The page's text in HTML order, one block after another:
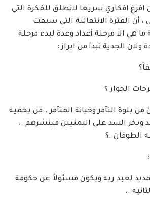
افرغ افكاري سريعا لانطلق للفكرة التي
أن الفترة الانتقالية التي سبقت
هي الا مرحلة أعداد وعدة لبدء مرحلة
ولان الجدية تبدأ من ابراز :
الحوار ؟
التآمر وخيانة المتآمر ..من يحميه
ويخر السد على اليمنيين فينشرهم ..
الطوفان .؟
لعبد ربه ويكون مسئولاً عن حكومة
..